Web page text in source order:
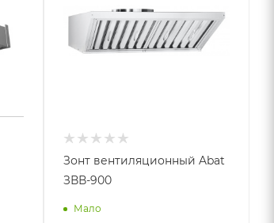
Зонт вентиляционный Abat
ЗВВ-900
Мало